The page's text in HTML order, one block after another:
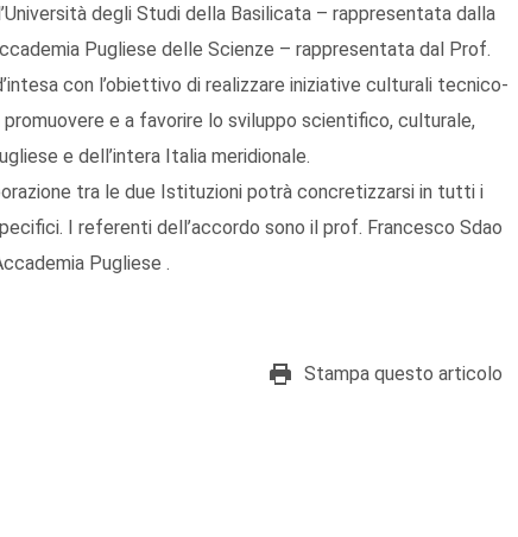
degli Studi della Basilicata – rappresentata dalla
Pugliese delle Scienze – rappresentata dal Prof.
con l’obiettivo di realizzare iniziative culturali tecnico-
e a favorire lo sviluppo scientifico, culturale,
e dell’intera Italia meridionale.
tra le due Istituzioni potrà concretizzarsi in tutti i
I referenti dell’accordo sono il prof. Francesco Sdao
Pugliese .
Stampa questo articolo